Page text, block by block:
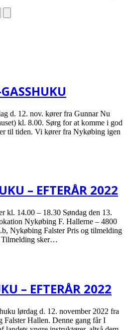
d. 12. nov. kører fra Gunnar Nu
kl. 8.00. Sørg for at komme i god
til tiden. Vi kører fra Nykøbing igen
– EFTERÅR 2022
kl. 14.00 – 18.30 Søndag den 13.
Nykøbing F. Hallerne – 4800
Nykøbing Falster Pris og tilmelding
Tilmelding sker…
– EFTERÅR 2022
lørdag d. 12. november 2022 fra
Hallen. Denne gang får I